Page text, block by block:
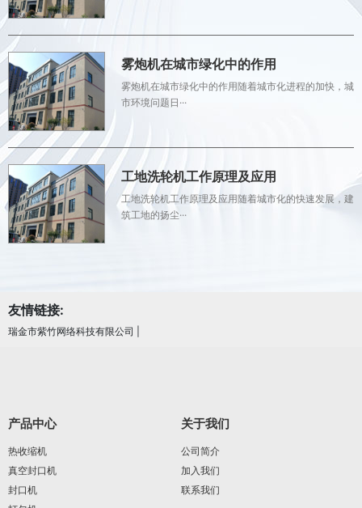
雾炮机在城市绿化中的作用
雾炮机在城市绿化中的作用随着城市化进程的加快，城
市环境问题日···
工地洗轮机工作原理及应用
工地洗轮机工作原理及应用随着城市化的快速发展，建
筑工地的扬尘···
友情链接:
瑞金市紫竹网络科技有限公司
产品中心
热收缩机
真空封口机
封口机
关于我们
公司简介
加入我们
联系我们